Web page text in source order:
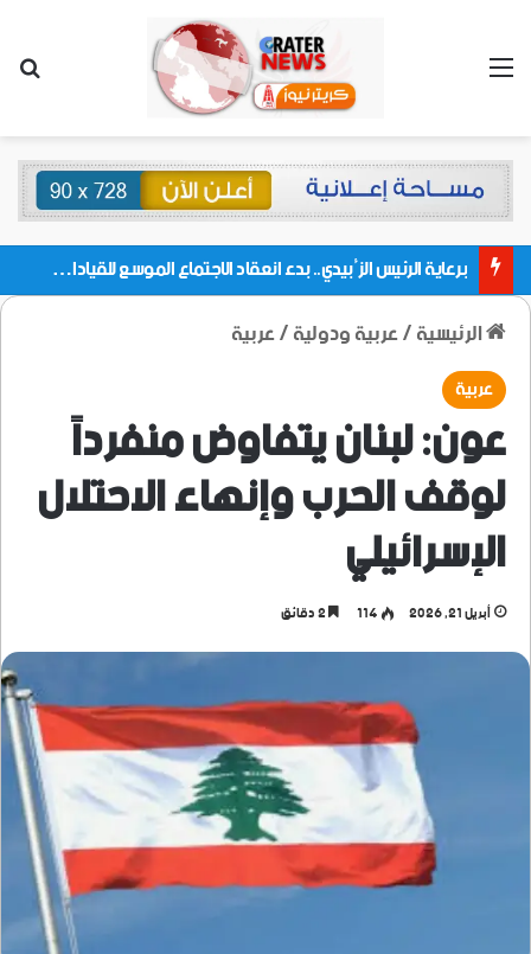
القائمة
برعاية الرئيس الزُبيدي.. بدء انعقاد الاجتماع الموسع للقيادات المحلية بالعاصمة ولمديريات وكتل مجلس العموم ومنسقيات الجامعة بالعاصمة عدن
الرئيسية/عربية ودولية/عربية
عربية
عون: لبنان يتفاوض منفرداً
لوقف الحرب وإنهاء الاحتلال
الإسرائيلي
أبريل 21, 2026 114